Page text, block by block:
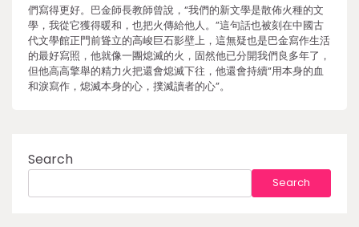
們寫得更好。巴金師長教師曾說，“我們的新文學是散佈火種的文
學，我從它獲得暖和，也把火傳給他人。”這句話也被刻在中國古
代文學館正門前聳立的高峻巨石影壁上，這無疑也是巴金寫作生活
的最好寫照，他就像一團熄滅的火，固然他已分開我們良多年了，
但他高高擎舉的精力火把還會熄滅下往，他還會持續“用本身的血
和淚寫作，熄滅本身的心，撲滅讀者的心”。
Search
Search